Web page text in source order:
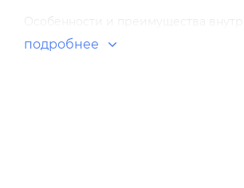
Особенности и преимущества
подробнее